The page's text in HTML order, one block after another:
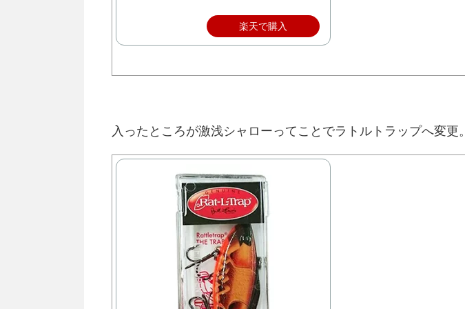
楽天で購入
入ったところが激浅シャローってことでラトルトラップへ変更。